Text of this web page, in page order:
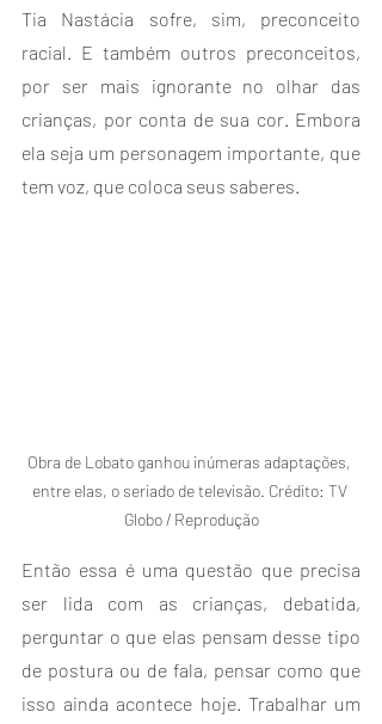
Tia Nastácia sofre, sim, preconceito
racial. E também outros preconceitos,
por ser mais ignorante no olhar das
crianças, por conta de sua cor. Embora
ela seja um personagem importante, que
tem voz, que coloca seus saberes.
Obra de Lobato ganhou inúmeras adaptações,
entre elas, o seriado de televisão. Crédito: TV
Globo / Reprodução
Então essa é uma questão que precisa
ser lida com as crianças, debatida,
perguntar o que elas pensam desse tipo
de postura ou de fala, pensar como que
isso ainda acontece hoje. Trabalhar um